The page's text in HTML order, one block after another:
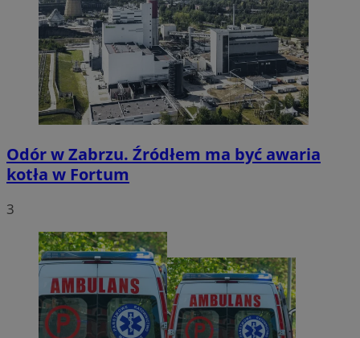
Odór w Zabrzu. Źródłem ma być awaria
kotła w Fortum
3